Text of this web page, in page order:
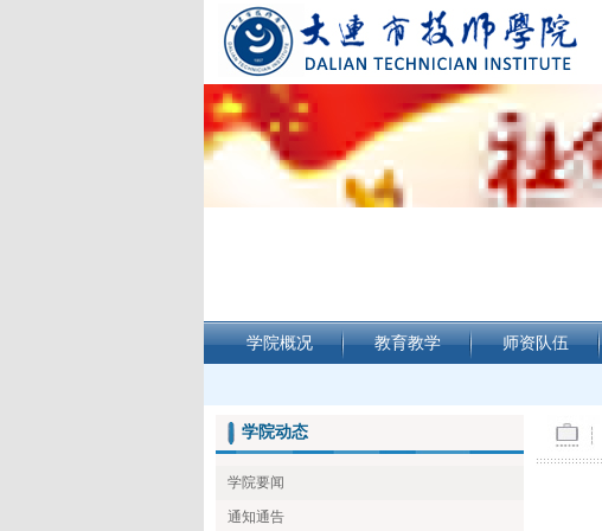
学院概况 教育教学 师资队伍
学院动态
学院要闻
通知通告